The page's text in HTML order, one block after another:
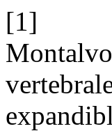
[1]